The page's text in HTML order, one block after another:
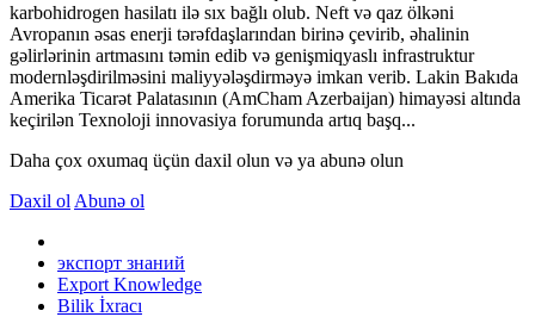
karbohidrogen hasilatı ilə sıx bağlı olub. Neft və qaz ölkəni
Avropanın əsas enerji tərəfdaşlarından birinə çevirib, əhalinin
gəlirlərinin artmasını təmin edib və genişmiqyaslı infrastruktur
modernləşdirilməsini maliyyələşdirməyə imkan verib. Lakin Bakıda
Amerika Ticarət Palatasının (AmCham Azerbaijan) himayəsi altında
keçirilən Texnoloji innovasiya forumunda artıq başq...
Daha çox oxumaq üçün daxil olun və ya abunə olun
Daxil ol Abunə ol
экспорт знаний
Export Knowledge
Bilik İxracı